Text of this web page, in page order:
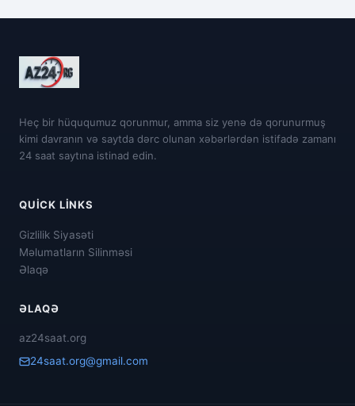
Heç bir hüququmuz qorunmur, amma siz yenə də qorunurmuş
kimi davranın və saytda dərc olunan xəbərlərdən istifadə zamanı
24 saat saytına istinad edin.
QUICK LINKS
Gizlilik Siyasəti
Məlumatların Silinməsi
Əlaqə
ƏLAQƏ
az24saat.org
24saat.org@gmail.com